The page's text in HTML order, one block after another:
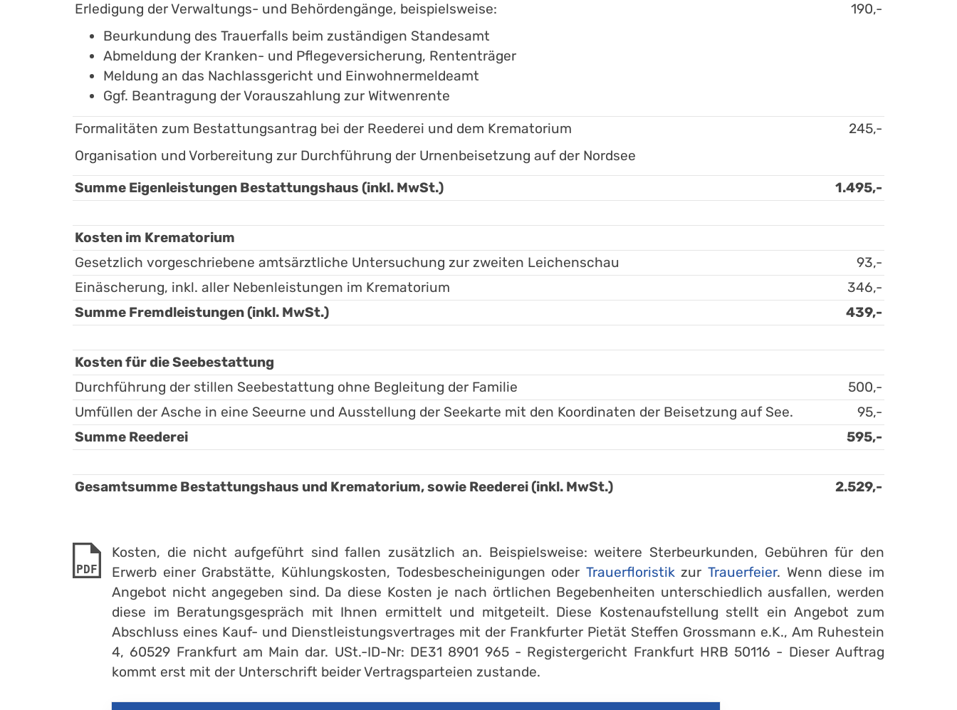
Erledigung der Verwaltungs- und Behördengänge, beispielsweise:
Beurkundung des Trauerfalls beim zuständigen Standesamt
Abmeldung der Kranken- und Pflegeversicherung, Rententräger
Meldung an das Nachlassgericht und Einwohnermeldeamt
Ggf. Beantragung der Vorauszahlung zur Witwenrente
190,-
Formalitäten zum Bestattungsantrag bei der Reederei und dem Krematorium
Organisation und Vorbereitung zur Durchführung der Urnenbeisetzung auf der Nordsee
245,-
Summe Eigenleistungen Bestattungshaus (inkl. MwSt.) 1.495,-
Kosten im Krematorium
Gesetzlich vorgeschriebene amtsärztliche Untersuchung zur zweiten Leichenschau
93,-
Einäscherung, inkl. aller Nebenleistungen im Krematorium
346,-
Summe Fremdleistungen (inkl. MwSt.)
439,-
Kosten für die Seebestattung
Durchführung der stillen Seebestattung ohne Begleitung der Familie
500,-
Umfüllen der Asche in eine Seeurne und Ausstellung der Seekarte mit den Koordinaten der Beisetzung auf See.
95,-
Summe Reederei
595,-
Gesamtsumme Bestattungshaus und Krematorium, sowie Reederei (inkl. MwSt.) 2.529,-
PDF
Kosten, die nicht aufgeführt sind fallen zusätzlich an. Beispielsweise: weitere Sterbeurkunden, Gebühren für den
Erwerb einer Grabstätte, Kühlungskosten, Todesbescheinigungen oder TrauerfloristikzurTrauerfeier. Wenn diese im
Angebot nicht angegeben sind. Da diese Kosten je nach örtlichen Begebenheiten unterschiedlich ausfallen, werden
diese im Beratungsgespräch mit Ihnen ermittelt und mitgeteilt. Diese Kostenaufstellung stellt ein Angebot zum
Abschluss eines Kauf- und Dienstleistungsvertrages mit der Frankfurter Pietät Steffen Grossmann e.K., Am Ruhestein
4, 60529 Frankfurt am Main dar. USt.-ID-Nr: DE31 8901 965 - Registergericht Frankfurt HRB 50116 - Dieser Auftrag
kommt erst mit der Unterschrift beider Vertragsparteien zustande.